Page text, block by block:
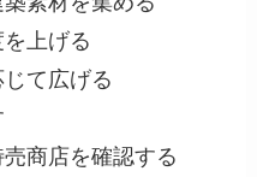
上げる
て広げる
商店を確認する